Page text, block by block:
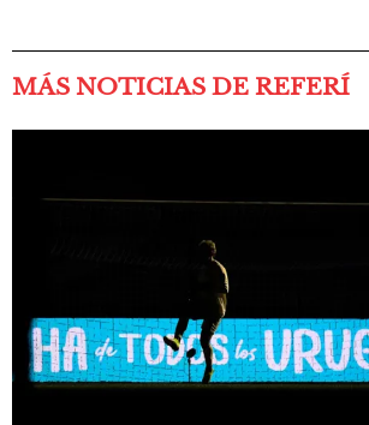
MÁS NOTICIAS DE REFERÍ